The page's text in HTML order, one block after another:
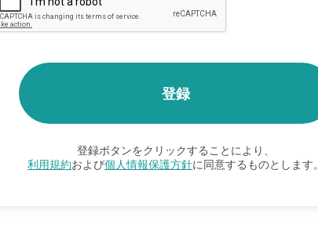
登録ボタンをクリックすることにより、
利用規約および個人情報保護方針に同意するものとします。